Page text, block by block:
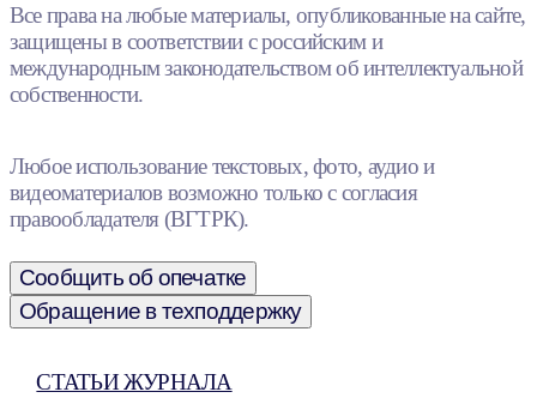
Все права на любые материалы, опубликованные на сайте,
защищены в соответствии с российским и
международным законодательством об интеллектуальной
собственности.
Любое использование текстовых, фото, аудио и
видеоматериалов возможно только с согласия
правообладателя (ВГТРК).
Сообщить об опечатке
Обращение в техподдержку
СТАТЬИ ЖУРНАЛА